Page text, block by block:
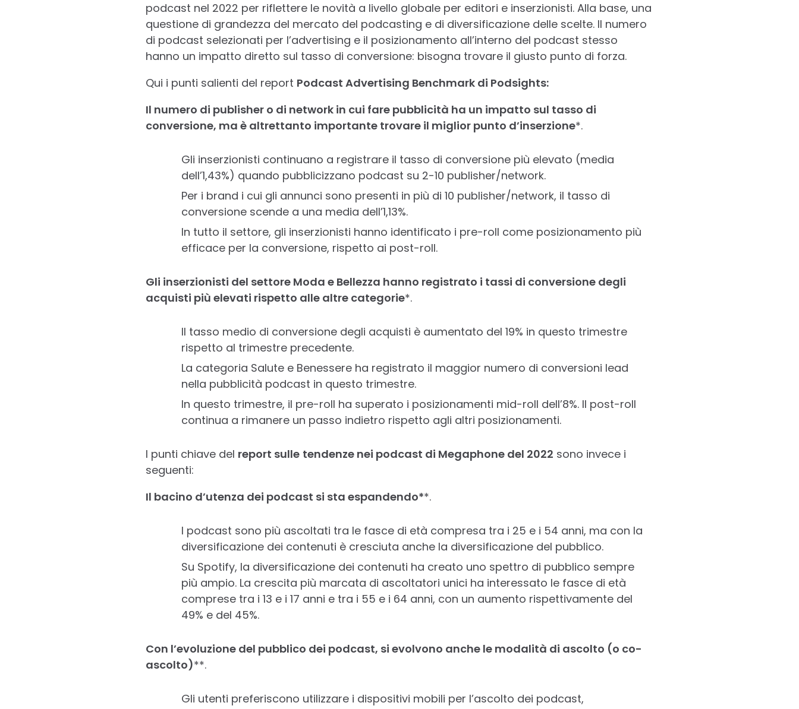
podcast nel 2022 per riflettere le novità a livello globale per editori e inserzionisti. Alla base, una
questione di grandezza del mercato del podcasting e di diversificazione delle scelte. Il numero
di podcast selezionati per l’advertising e il posizionamento all’interno del podcast stesso
hanno un impatto diretto sul tasso di conversione: bisogna trovare il giusto punto di forza.
Qui i punti salienti del report Podcast Advertising Benchmark di Podsights:
Il numero di publisher o di network in cui fare pubblicità ha un impatto sul tasso di
conversione, ma è altrettanto importante trovare il miglior punto d’inserzione*.
Gli inserzionisti continuano a registrare il tasso di conversione più elevato (media
dell’1,43%) quando pubblicizzano podcast su 2-10 publisher/network.
Per i brand i cui gli annunci sono presenti in più di 10 publisher/network, il tasso di
conversione scende a una media dell’1,13%.
In tutto il settore, gli inserzionisti hanno identificato i pre-roll come posizionamento più
efficace per la conversione, rispetto ai post-roll.
Gli inserzionisti del settore Moda e Bellezza hanno registrato i tassi di conversione degli
acquisti più elevati rispetto alle altre categorie*.
Il tasso medio di conversione degli acquisti è aumentato del 19% in questo trimestre
rispetto al trimestre precedente.
La categoria Salute e Benessere ha registrato il maggior numero di conversioni lead
nella pubblicità podcast in questo trimestre.
In questo trimestre, il pre-roll ha superato i posizionamenti mid-roll dell’8%. Il post-roll
continua a rimanere un passo indietro rispetto agli altri posizionamenti.
I punti chiave del report sulle tendenze nei podcast di Megaphone del 2022 sono invece i
seguenti:
Il bacino d’utenza dei podcast si sta espandendo**.
I podcast sono più ascoltati tra le fasce di età compresa tra i 25 e i 54 anni, ma con la
diversificazione dei contenuti è cresciuta anche la diversificazione del pubblico.
Su Spotify, la diversificazione dei contenuti ha creato uno spettro di pubblico sempre
più ampio. La crescita più marcata di ascoltatori unici ha interessato le fasce di età
comprese tra i 13 e i 17 anni e tra i 55 e i 64 anni, con un aumento rispettivamente del
49% e del 45%.
Con l’evoluzione del pubblico dei podcast, si evolvono anche le modalità di ascolto (o co-
ascolto)**.
Gli utenti preferiscono utilizzare i dispositivi mobili per l’ascolto dei podcast,